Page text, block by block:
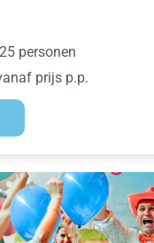
personen
prijs p.p.